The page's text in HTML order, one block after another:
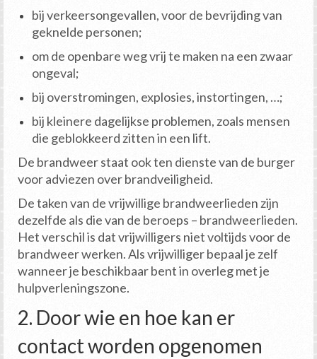
bij verkeersongevallen, voor de bevrijding van
geknelde personen;
om de openbare weg vrij te maken na een zwaar
ongeval;
bij overstromingen, explosies, instortingen, …;
bij kleinere dagelijkse problemen, zoals mensen
die geblokkeerd zitten in een lift.
De brandweer staat ook ten dienste van de burger
voor adviezen over brandveiligheid.
De taken van de vrijwillige brandweerlieden zijn
dezelfde als die van de beroeps – brandweerlieden.
Het verschil is dat vrijwilligers niet voltijds voor de
brandweer werken. Als vrijwilliger bepaal je zelf
wanneer je beschikbaar bent in overleg met je
hulpverleningszone.
2. Door wie en hoe kan er
contact worden opgenomen